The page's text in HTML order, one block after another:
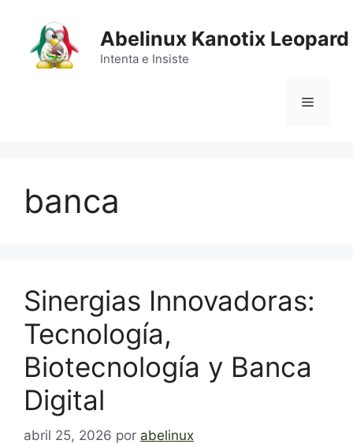
contenido
Abelinux Kanotix Leopard
Intenta e Insiste
Menú
banca
Sinergias Innovadoras:
Tecnología,
Biotecnología y Banca
Digital
abril 25, 2026 por abelinux